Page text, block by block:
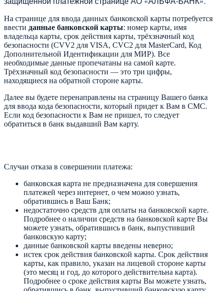
На странице для ввода данных банковской карты потребуется
ввести данные банковской карты: номер карты, имя
владельца карты, срок действия карты, трёхзначный код
безопасности (CVV2 для VISA, CVC2 для MasterCard, Код
Дополнительной Идентификации для МИР). Все
необходимые данные пропечатаны на самой карте.
Трёхзначный код безопасности — это три цифры,
находящиеся на обратной стороне карты.
Далее вы будете перенаправлены на страницу Вашего банка
для ввода кода безопасности, который придет к Вам в СМС.
Если код безопасности к Вам не пришел, то следует
обратиться в банк выдавший Вам карту.
Случаи отказа в совершении платежа:
банковская карта не предназначена для совершения
платежей через интернет, о чем можно узнать,
обратившись в Ваш Банк;
недостаточно средств для оплаты на банковской карте.
Подробнее о наличии средств на банковской карте Вы
можете узнать, обратившись в банк, выпустивший
банковскую карту;
данные банковской карты введены неверно;
истек срок действия банковской карты. Срок действия
карты, как правило, указан на лицевой стороне карты
(это месяц и год, до которого действительна карта).
Подробнее о сроке действия карты Вы можете узнать,